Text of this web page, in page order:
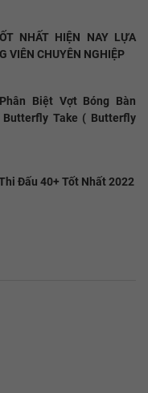
NHẤT HIỆN NAY LỰA
VIÊN CHUYÊN NGHIỆP
Biệt Vợt Bóng Bàn
Take ( Butterfly
Đấu 40+ Tốt Nhất 2022